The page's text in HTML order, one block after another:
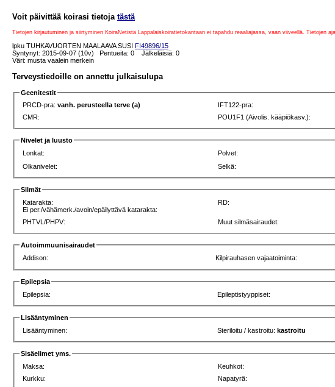
Voit päivittää koirasi tietoja tästä
Tietojen kirjautuminen ja siirtyminen KoiraNetistä Lappalaiskoiratietokantaan ei tapahdu reaaliajassa, vaan viiveellä. Tietojen
lpku TUHKAVUORTEN MAALAAVA SUSI FI49896/15
Syntynyt: 2015-09-07 (10v) Pentueita: 0 Jälkeläisiä: 0
Väri: musta vaalein merkein
Terveystiedoille on annettu julkaisulupa
Geenitestit
PRCD-pra:vanh. perusteella terve (a) IFT122-pra:
CMR:
POU1F1 (Aivolis. kääpiökasv.):
Nivelet ja luusto
Lonkat:
Polvet:
Olkanivelet:
Selkä:
Silmät
Katarakta:
Ei per./vähämerk./avoin/epäilyttävä katarakta:
RD:
PHTVL/PHPV: Muut silmäsairaudet:
Autoimmuunisairaudet
Addison:
Kilpirauhasen vajaatoiminta:
Epilepsia
Epilepsia:
Epileptistyyppiset:
Lisääntyminen
Lisääntyminen:
Steriloitu / kastroitu:kastroitu
Sisäelimet yms.
Maksa:
Keuhkot:
Kurkku:
Napatyrä: